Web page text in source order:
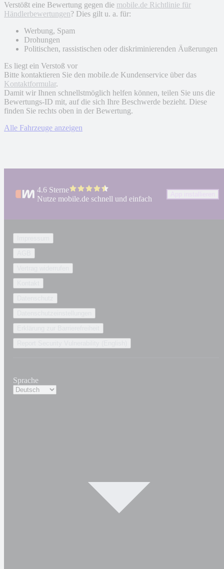
Verstößt eine Bewertung gegen die mobile.de Richtlinie für
Händlerbewertungen? Dies gilt u. a. für:
Werbung, Spam
Drohungen
Politischen, rassistischen oder diskriminierenden Äußerungen
Es liegt ein Verstoß vor
Bitte kontaktieren Sie den mobile.de Kundenservice über das
Kontaktformular.
Damit wir Ihnen schnellstmöglich helfen können, teilen Sie uns die
Bewertungs-ID mit, auf die sich Ihre Beschwerde bezieht. Diese
finden Sie rechts oben in der Bewertung.
Alle Fahrzeuge anzeigen
4.6 Sterne
Nutze mobile.de schnell und einfach
Sprache